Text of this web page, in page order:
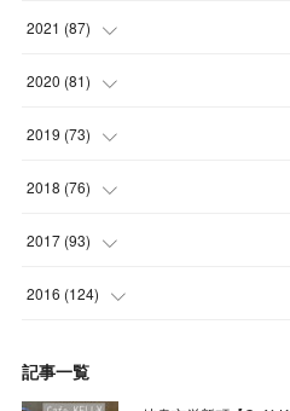
(6
(5
(7
(8
(10
(7
(7
(9
(6
(4
(8
(10
(7
(7
2021 (87)
(12 )
(9
(11
(1
(7
2020 (81)
(10 )
(11 )
(8
(7)
(7
2019 (73)
(4
(6
(4)
2018 (76)
(9
(3)
2017 (93)
(7)
2016 (124)
記事一覧